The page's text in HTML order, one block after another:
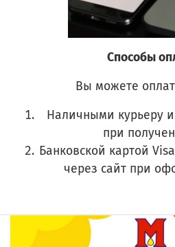
Способы
Вы можете
Наличными курьеру
при
Банковской картой
через сайт при